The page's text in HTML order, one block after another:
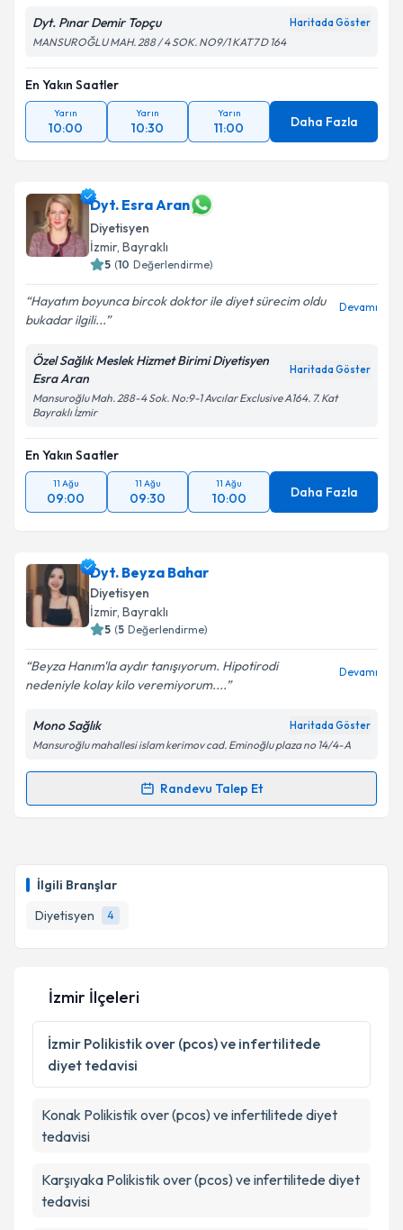
İlgili Branşlar
Diyetisyen
4
Dyt. Pınar Demir Topçu Haritada Göster
MANSUROĞLU MAH. 288 / 4 SOK. NO9/1 KAT7 D 164
En Yakın Saatler
Yarın
10:00
Yarın
10:30
Yarın
11:00 Daha Fazla
Dyt. Esra Aran
Diyetisyen
İzmir, Bayraklı
5 (10 Değerlendirme)
Hayatım boyunca bircok doktor ile diyet sürecim oldu
bukadar ilgili...
Devamı
Özel Sağlık Meslek Hizmet Birimi Diyetisyen
Esra Aran
Haritada Göster
Mansuroğlu Mah. 288-4 Sok. No:9-1 Avcılar Exclusive A164. 7. Kat
Bayraklı İzmir
En Yakın Saatler
11 Ağu
09:00
11 Ağu
09:30
11 Ağu
10:00 Daha Fazla
Dyt. Beyza Bahar
Diyetisyen
İzmir, Bayraklı
5 (5 Değerlendirme)
Beyza Hanım'la aydır tanışıyorum. Hipotirodi
nedeniyle kolay kilo veremiyorum....
Devamı
Mono Sağlık Haritada Göster
Mansuroğlu mahallesi islam kerimov cad. Eminoğlu plaza no 14/4-A
Randevu Talep Et
Randevu Takvimi Talebi
takvim hazırlandığında e-posta ile bilgilendireceğiz.
E-posta Adresiniz
Kişisel verilerimin işlenmesine ilişkinAydınlatma
Metni 'ni okudum ve kişisel verilerimin belirtilen
kapsamda işlenmesini kabul ediyorum.
Takvim Talebini Gönder
İzmir İlçeleri
İzmir Polikistik over (pcos) ve infertilitede
diyet tedavisi
Konak Polikistik over (pcos) ve infertilitede diyet
tedavisi
Karşıyaka Polikistik over (pcos) ve infertilitede diyet
tedavisi